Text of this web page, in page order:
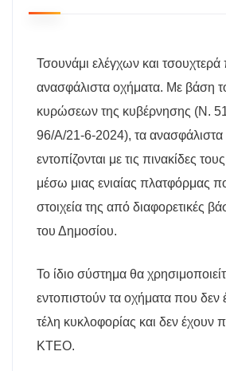
Τσουνάμι ελέγχων και τσουχτερά
ανασφάλιστα οχήματα. Mε βάση
κυρώσεων της κυβέρνησης (Ν.
96/Α/21-6-2024), τα
εντοπίζονται με τις πινακίδες
μέσω μιας ενιαίας πλατφόρμας
στοιχεία της από διαφορετικές
του Δημοσίου.
Το ίδιο σύστημα θα
εντοπιστούν τα οχήματα που δεν
τέλη κυκλοφορίας και δεν έχουν
ΚΤΕΟ.